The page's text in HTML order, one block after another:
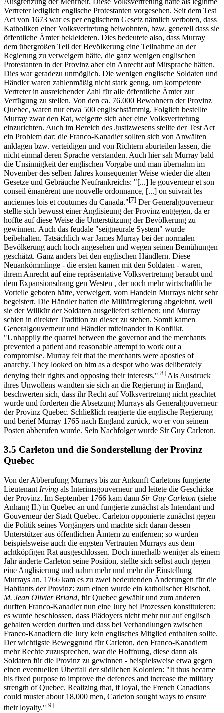
Vertreter lediglich englische Protestanten vorgesehen. Seit dem Test
Act von 1673 war es per englischem Gesetz nämlich verboten, dass
Katholiken einer Volksvertretung beiwohnten, bzw. generell dass sie
öffentliche Ämter bekleideten. Dies bedeutete also, dass Murray
dem übergroßen Teil der Bevölkerung eine Teilnahme an der
Regierung zu verweigern hätte, die ganz wenigen englischen
Protestanten in der Provinz aber ein Anrecht auf Mitsprache hätten.
Dies war geradezu unmöglich. Die wenigen englische Soldaten und
Händler waren zahlenmäßig nicht stark genug, um kompetente
Vertreter in ausreichender Zahl für alle öffentliche Ämter zur
Verfügung zu stellen. Von den ca. 76.000 Bewohnern der Provinz
Quebec, waren nur etwa 500 englischstämmig. Folglich bestellte
Murray zwar den Rat, weigerte sich aber eine Volksvertretung
einzurichten. Auch im Bereich des Justizwesens stellte der Test Act
ein Problem dar: die Franco-Kanadier sollten sich von Anwälten
anklagen bzw. verteidigen und von Richtern aburteilen lassen, die
nicht einmal deren Sprache verstanden. Auch hier sah Murray bald
die Unsinnigkeit der englischen Vorgabe und man übernahm im
November des selben Jahres konsequenter Weise wieder die alten
Gesetze und Gebräuche Neufrankreichs: "[...] le gouverneur et son
conseil émanèrent une nouvelle ordonnance, [...] on suivrait les
anciennes lois et coutumes du Canada."[7] Der Generalgouverneur
stellte sich bewusst einer Anglisieung der Provinz entgegen, da er
hoffte auf diese Weise die Unterstützung der Bevölkerung zu
gewinnen. Auch das feudale "seigneurale System" wurde
beibehalten. Tatsächlich war James Murray bei der normalen
Bevölkerung auch hoch angesehen und wegen seinen Bemühungen
geschätzt. Ganz anders bei den englischen Händlern. Diese
Neuankömmlinge - die ersten kamen mit den Soldaten - waren,
ihrem Anrecht auf eine repräsentative Volksvertretung beraubt und
dem Expansionsdrang gen Westen , der noch mehr wirtschaftliche
Vorteile geboten hätte, verweigert, vom Handeln Murrays nicht sehr
begeistert. Die Händler hatten die Militärregierung abgelehnt, weil
sie der Willkür der Soldaten ausgeliefert schienen; und Murray
schien in direkter Tradition zu dieser zu stehen. Somit kamen
Generalgouverneur und Händler miteinander in Konflikt.
"Unhappily the quarrel between the governor and the merchants
prevented a patient and reasonable attempt to work out a
compromise. Murray felt that the merchants were apostles of
anarchy. They looked on him as a despot who was deliberately
denying their rights and opposing their interests."[8] Als Ausdruck
ihres Unwollens wandten sie sich an die Regierung in England,
beschwerten sich, dass ihr Recht auf Volksvertretung nicht geachtet
wurde und forderten die Absetzung Murrays als Generalgouverneur
der Provinz Quebec. Schließlich reagierte die englische Regierung
und berief Murray 1765 nach England zurück, wo er von seinem
Posten abberufen wurde. Sein Nachfolger wurde Sir Guy Carleton.
3.5 Carleton und die Sonderstellung der Provinz
Quebec
Von der Abberufung Murrays bis zur Ankunft Carletons fungierte
Lieutenant Irving als Interimsgouverneur und leitete die Geschicke
der Provinz. Im September 1766 kam dann Sir Guy Carleton (siehe
Anhang II.) in Quebec an und fungierte zunächst als Intendant und
Gouverneur der Stadt Quebec. Carleton opponierte zunächst gegen
die Politik seines Vorgängers und machte sich daran dessen
Unterstützer aus öffentlichen Ämtern zu entfernen; so wurden
beispielsweise auch die engsten Vertrauten Murrays aus dem
achtköpfigen Rat ausgeschlossen. Doch innerhalb weniger als einem
Jahr änderte Carleton seine Position, stellte sich selbst auch gegen
eine Anglisierung und nahm mehr und mehr die Einstellung
Murrays an. 1766 kam es zu zwei bedeutenden Änderungen für die
Habitants der Provinz: zum einen wurde ein katholischer Bischof,
M. Jean Olivier Briand, für Quebec gewählt und zum anderen
durften Franco-Kanadier nun eine Jury bei Prozessen konstituieren;
es wurde beschlossen, dass Plädoyers nicht mehr nur auf englisch
gehalten werden durften und dass bei Verhandlungen zwischen
Franco-Kanadiern die Jury kein englisches Mitglied enthalten sollte.
Der wichtigste Beweggrund für Carleton, den Franco-Kanadiern
mehr Rechte zuzusprechen, war die Hoffnung, diese dann als
Soldaten für die Provinz zu gewinnen - beispielsweise etwa gegen
einen eventuellen Überfall der südlichen Kolonien: "It thus became
his fixed purpose to improve the defences and increase the military
strength of Quebec. Realizing that, if loyal, the French Canadians
could muster about 18,000 men, Carleton sought ways to ensure
their loyalty."[9]